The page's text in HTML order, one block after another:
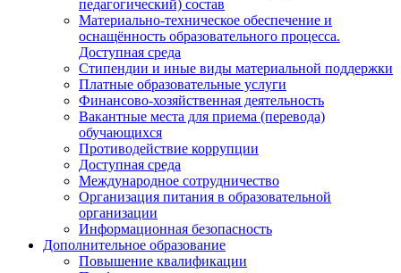
педагогический) состав
Материально-техническое обеспечение и
оснащённость образовательного процесса.
Доступная среда
Стипендии и иные виды материальной поддержки
Платные образовательные услуги
Финансово-хозяйственная деятельность
Вакантные места для приема (перевода)
обучающихся
Противодействие коррупции
Доступная среда
Международное сотрудничество
Организация питания в образовательной
организации
Информационная безопасность
Дополнительное образование
Повышение квалификации